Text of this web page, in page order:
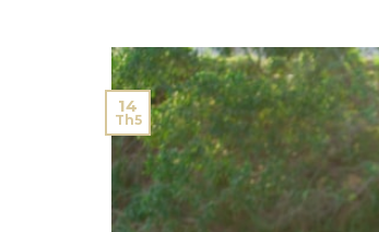
14
Th5